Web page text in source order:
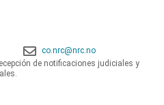
co.nrc@nrc.no
de notificaciones judiciales y